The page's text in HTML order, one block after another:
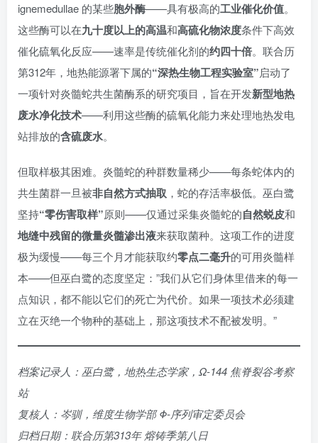
ignemedullae 的某些胞外酶——具有极高的工业催化价值。
这些酶可以在九十度以上的高温和高硫化物浓度条件下高效
催化硫氧化反应——速率是传统催化剂的约四十倍。联合历
第312年，地热能源署下属的“深热生物工程实验室”启动了
一项针对炎髓蛇共生菌酶系的研究项目，旨在开发新型地热
废水净化技术——利用这些酶的硫氧化能力来处理地热发电
站排放的含硫废水。
但取样极其困难。炎髓蛇的种群数量稀少——每条蛇体内的
共生菌群一旦被非自然方式抽取 ，蛇的存活率极低。巫白鹭
坚持“零伤害取样”原则——仅通过采集炎髓蛇的自然蜕皮和
地缝中残留的微量炎髓渗出液来获取菌种。这项工作的进度
极为缓慢——每三个月才能获取约零点二毫升的可用炎髓样
本——但巫白鹭的态度坚定：”我们从它们身体里借来的每一
点知识，都不能以它们的死亡为代价。如果一项技术必须建
立在灭绝一个物种的基础上，那这项技术不配被发明。”
档案记录人：巫白鹭，地热生态学家，Ω-144 焦脊裂谷考察
站
复核人：岑驯，维度生物学部 Φ-序列审定委员会
归档日期：联合历第313年 熔铸季第八日